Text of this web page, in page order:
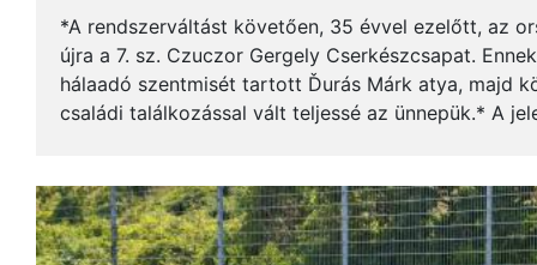
*A rendszerváltást követően, 35 évvel ezelőtt, az
újra a 7. sz. Czuczor Gergely Cserkészcsapat.
hálaadó szentmisét tartott Ďurás Márk atya, majd
családi találkozással vált teljessé az ünnepük.* A